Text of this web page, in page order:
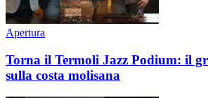
Apertura
Torna il Termoli Jazz Podium: il
sulla costa molisana